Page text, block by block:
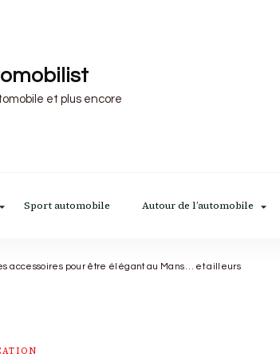
et plus encore
Sport automobile Autour de l’automobile
accessoires pour être élégant au Mans… et ailleurs